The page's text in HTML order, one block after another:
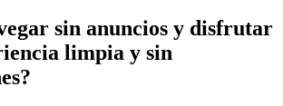
sin anuncios y disfrutar
limpia y sin